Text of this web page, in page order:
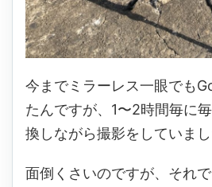
今までミラーレス一眼でも
たんですが、1〜2時間毎に
換しながら撮影をしていまし
面倒くさいのですが、それ